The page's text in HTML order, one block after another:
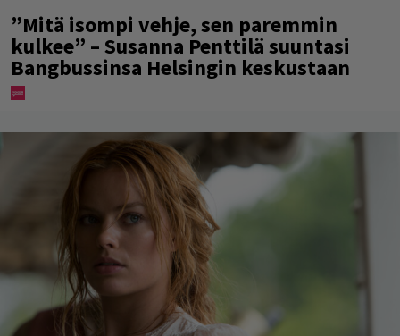
”Mitä isompi vehje, sen paremmin
kulkee” – Susanna Penttilä suuntasi
Bangbussinsa Helsingin keskustaan